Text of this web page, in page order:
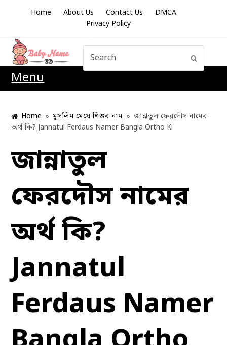
Home About Us Contact Us
DMCA
Privacy Policy
Search
Menu
Home » মুসলিম মেয়ে শিশুর নাম » জান্নাতুল ফেরদৌস নামের
অর্থ কি? Jannatul Ferdaus Namer Bangla Ortho Ki
জান্নাতুল
ফেরদৌস নামের
অর্থ কি?
Jannatul
Ferdaus Namer